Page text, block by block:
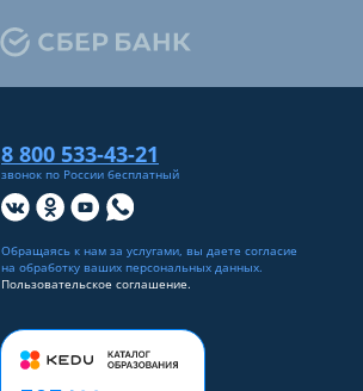
8 800 533-43-21
звонок по России бесплатный
Обращаясь к нам за услугами, вы даете согласие
на обработку ваших персональных данных.
Пользовательское соглашение.